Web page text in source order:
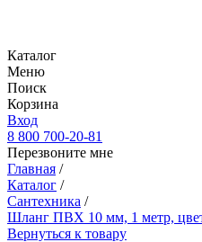
Каталог
Меню
Поиск
Корзина
Вход
8 800 700-20-81
Перезвоните мне
Главная /
Каталог /
Сантехника /
Шланг ПВХ 10 мм, 1 метр,
Вернуться к товару